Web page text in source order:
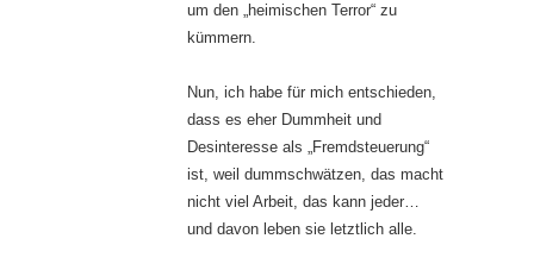
um den „heimischen Terror“ zu
kümmern.
Nun, ich habe für mich entschieden,
dass es eher Dummheit und
Desinteresse als „Fremdsteuerung“
ist, weil dummschwätzen, das macht
nicht viel Arbeit, das kann jeder…
und davon leben sie letztlich alle.